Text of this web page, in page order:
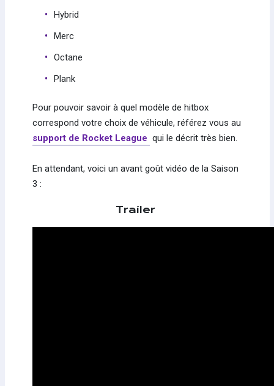
Hybrid
Merc
Octane
Plank
Pour pouvoir savoir à quel modèle de hitbox
correspond votre choix de véhicule, référez vous au
support de Rocket League qui le décrit très bien.
En attendant, voici un avant goût vidéo de la Saison
3 :
Trailer